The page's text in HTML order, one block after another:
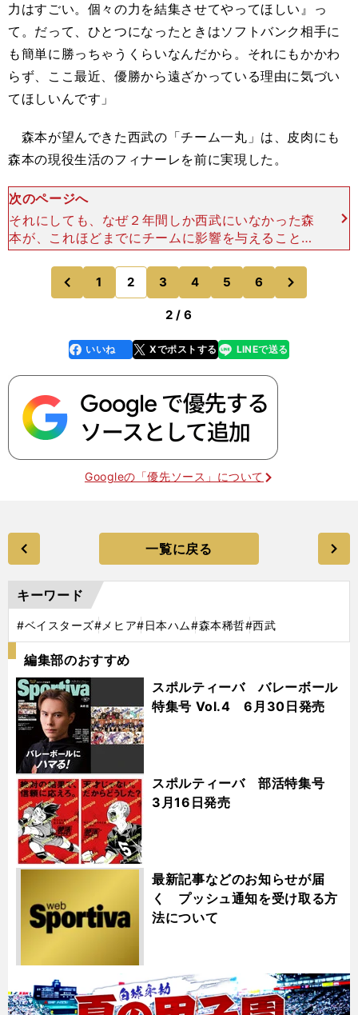
力はすごい。個々の力を結集させてやってほしい』っ
て。だって、ひとつになったときはソフトバンク相手に
も簡単に勝っちゃうくらいなんだから。それにもかかわ
らず、ここ最近、優勝から遠ざかっている理由に気づい
てほしいんです」
森本が望んできた西武の「チーム一丸」は、皮肉にも
森本の現役生活のフィナーレを前に実現した。
次のページへ
それにしても、なぜ２年間しか西武にいなかった森
本が、これほどまでにチームに影響を与えることが
できたのだろうか。 試合後の引退セレモニーで、
メヒアが森本のために発信したメッセージが印象的
だった。「と
前
のページへ
1 2 3 4 5 6
のページへ
2 / 6
faceboo
k
いいね Xでポストする
line LINEで送る
Googleの「優先ソース」について
一覧に戻る
キーワード
#ベイスターズ#メヒア#日本ハム#森本稀哲#西武
編集部のおすすめ
スポルティーバ バレーボール
特集号 Vol.4 6月30日発売
スポルティーバ 部活特集号
3月16日発売
最新記事などのお知らせが届
く プッシュ通知を受け取る方
法について